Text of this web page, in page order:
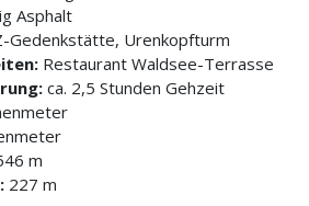
Asphalt
Gedenkstätte, Urenkopfturm
Restaurant Waldsee-Terrasse
ca. 2,5 Stunden Gehzeit
m
227 m